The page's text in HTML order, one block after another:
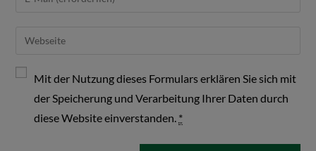
Mit der Nutzung dieses Formulars erklären Sie sich mit
der Speicherung und Verarbeitung Ihrer Daten durch
diese Website einverstanden. *